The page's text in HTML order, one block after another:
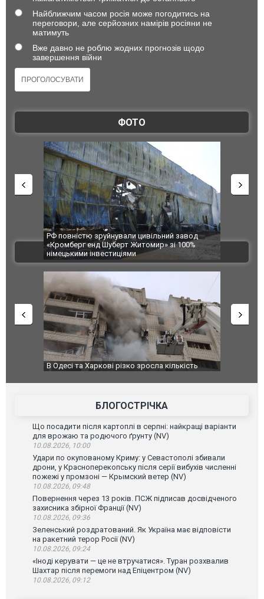
Найближчим часом росія може погодитись на
переговори, але серйозних намірів росіяни не
матимуть
Вже давно не роблю жодних прогнозів щодо
завершення війни
ФОТО
100%
В Одесі та Харкові різко зросла кількість
постраждалих від обстрілу РФ
Ворог
двоє
після
ВІДЕО
У парламенті Косово прем'єра закидали яйцями
до
БЛОГОСТРІЧКА
Що посадити після картоплі в серпні: найкращі варіанти
для врожаю та родючого ґрунту (NV)
10.08.2026, 10:00
Удари по окупованому Криму: у Севастополі збивали
дрони, у Красноперекопську після серії вибухів численні
пожежі у промзоні — Крымский ветер (NV)
10.08.2026, 09:48
Повернення через 13 років. ПСЖ підписав досвідченого
захисника збірної Франції (NV)
10.08.2026, 09:36
Зеленський роздратований. Як Україна має відповісти
на ракетний терор Росії (NV)
10.08.2026, 09:24
«Іноді керувати — це не втручатися». Туран розхвалив
Шахтар після перемоги над Епіцентром (NV)
10.08.2026, 09:12